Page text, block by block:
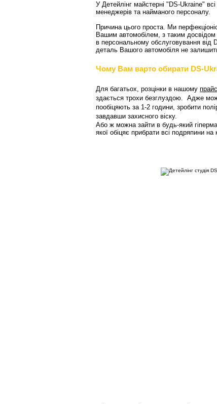
У Детейлінг майстерні "DS-Ukraine"
менеджерів та найманого персоналу.
Причина цього проста. Ми
Вашим автомобілем, з таким
в персональному обслуговування від
деталь Вашого автомобіля не
Чому Вам варто обирати DS-
Для багатьох, розцінки в нашому
здається трохи безглуздою. Адже
пообіцяють за 1-2 години, зробити
завдавши захисного віску.
Або ж можна зайти в будь-який
якої обіцяє прибрати всі подряпини